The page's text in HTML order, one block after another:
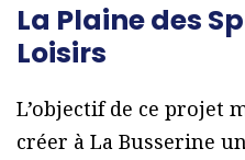
La Plaine des
Loisirs
L’objectif de ce projet
créer à La Busserine